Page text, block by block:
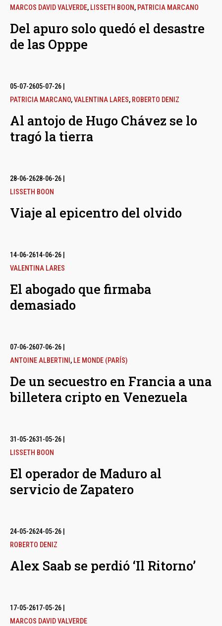
MARCOS DAVID VALVERDE, LISSETH BOON, PATRICIA MARCANO
Del apuro solo quedó el desastre
de las Opppe
05-07-2605-07-26
PATRICIA MARCANO,VALENTINA LARES, ROBERTO DENIZ
Al antojo de Hugo Chávez se lo
tragó la tierra
28-06-2628-06-26
LISSETH BOON
Viaje al epicentro del olvido
14-06-2614-06-26
VALENTINA LARES
El abogado que firmaba
demasiado
07-06-2607-06-26
ANTOINE ALBERTINI , LE MONDE (PARÍS)
De un secuestro en Francia a una
billetera cripto en Venezuela
31-05-2631-05-26
LISSETH BOON
El operador de Maduro al
servicio de Zapatero
24-05-2624-05-26
ROBERTO DENIZ
Alex Saab se perdió ‘Il Ritorno’
17-05-2617-05-26
MARCOS DAVID VALVERDE